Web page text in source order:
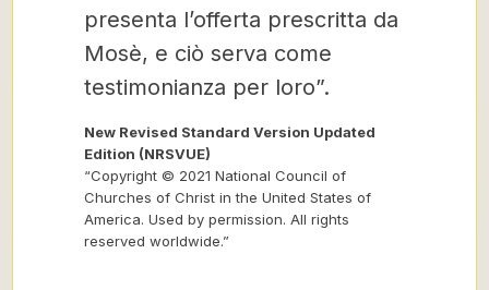
presenta l’offerta prescritta da
Mosè, e ciò serva come
testimonianza per loro”.
New Revised Standard Version Updated
Edition (NRSVUE)
“Copyright © 2021 National Council of
Churches of Christ in the United States of
America. Used by permission. All rights
reserved worldwide.”